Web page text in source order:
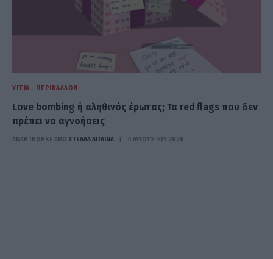
ΥΓΕΊΑ - ΠΕΡΙΒΆΛΛΟΝ
Love bombing ή αληθινός έρωτας; Τα red flags που δεν
πρέπει να αγνοήσεις
ΑΝΑΡΤΗΘΗΚΕ ΑΠΟ ΣΤΈΛΛΑ ΛΊΤΑΙΝΑ 4 ΑΥΓΟΎΣΤΟΥ 2026